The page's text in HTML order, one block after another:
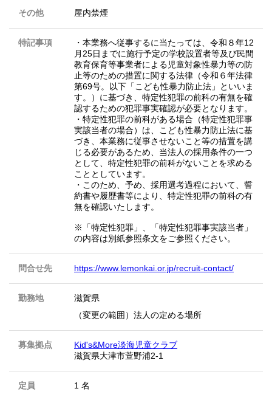
その他 屋内禁煙
特記事項
・本業務へ従事するに当たっては、令和８年12
月25日までに施行予定の学校設置者等及び民間
教育保育等事業者による児童対象性暴力等の防
止等のための措置に関する法律（令和６年法律
第69号。以下「こども性暴力防止法」といいま
す。）に基づき、特定性犯罪の前科の有無を確
認するための犯罪事実確認が必要となります。
・特定性犯罪の前科がある場合（特定性犯罪事
実該当者の場合）は、こども性暴力防止法に基
づき、本業務に従事させないこと等の措置を講
じる必要があるため、当法人の採用条件の一つ
として、特定性犯罪の前科がないことを求める
こととしています。
・このため、予め、採用選考過程において、誓
約書や履歴書等により、特定性犯罪の前科の有
無を確認いたします。
※「特定性犯罪」、「特定性犯罪事実該当者」
の内容は別紙参照条文をご参照ください。
問合せ先 https://www.lemonkai.or.jp/recruit-contact/
勤務地
滋賀県
（変更の範囲）法人の定める場所
募集拠点
Kid's&More淡海児童クラブ
滋賀県大津市萱野浦2-1
定員 1 名